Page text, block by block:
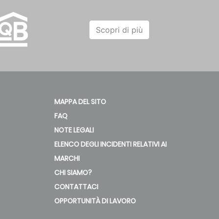
Scopri di più
MAPPA DEL SITO
FAQ
NOTE LEGALI
ELENCO DEGLI INCIDENTI RELATIVI AI
MARCHI
CHI SIAMO?
CONTATTACI
OPPORTUNITÀ DI LAVORO